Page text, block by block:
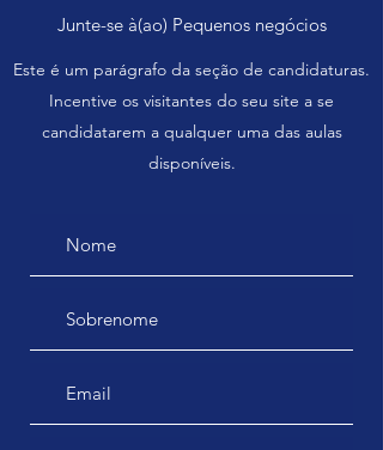
Junte-se à(ao) Pequenos negócios
Este é um parágrafo da seção de candidaturas.
Incentive os visitantes do seu site a se
candidatarem a qualquer uma das aulas
disponíveis.